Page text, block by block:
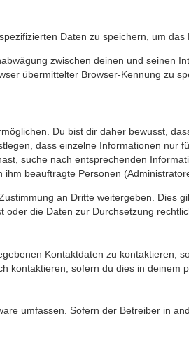
Daten zu speichern, um das
zwischen deinen und seinen
übermittelter Browser-Kennung zu
Du bist dir daher bewusst,
dass einzelne Informationen nur
suche nach entsprechenden
beauftragte Personen
an Dritte weitergeben. Dies
die Daten zur Durchsetzung
Kontaktdaten zu kontaktieren,
sofern du dies in deinem
umfassen. Sofern der Betreiber in